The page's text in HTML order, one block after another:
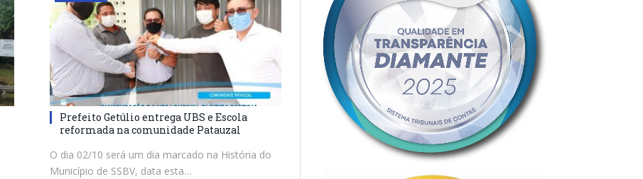
Prefeito Getúlio entrega UBS e Escola
reformada na comunidade Patauzal
O dia 02/10 será um dia marcado na História do
Município de SSBV, data esta…